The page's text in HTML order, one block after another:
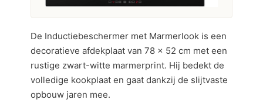
De Inductiebeschermer met Marmerlook is een
decoratieve afdekplaat van 78 x 52 cm met een
rustige zwart-witte marmerprint. Hij bedekt de
volledige kookplaat en gaat dankzij de slijtvaste
opbouw jaren mee.